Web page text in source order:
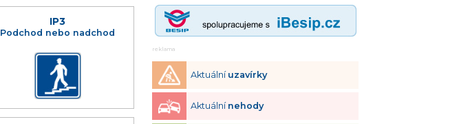
IP3
Podchod nebo nadchod
reklama
Aktuální uzavírky
Aktuální nehody